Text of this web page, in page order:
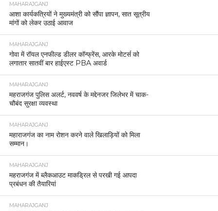
MAHARAJGANJ
आशा कार्यकत्रियों ने मुख्यमंत्री को सौंपा ज्ञापन, सात सूत्रीय
मांगों को लेकर उठाई आवाज
MAHARAJGANJ
गोवा में रॉयल एनफील्ड डीलर कॉन्फ्रेंस, आरके मोटर्स को
लगातार सातवीं बार हाईएस्ट PBA अवार्ड
MAHARAJGANJ
महराजगंज पुलिस अलर्ट, नववर्ष के मद्देनजर जिलेभर में चाक-
चौबंद सुरक्षा व्यवस्था
MAHARAJGANJ
महाराजगंज का नाम रोशन करने वाले खिलाड़ियों को मिला
सम्मान।
MAHARAJGANJ
महराजगंज में ब्लैकआउट माकड्रिल से परखी गई आपदा
प्रबंधन की तैयारियां
MAHARAJGANJ